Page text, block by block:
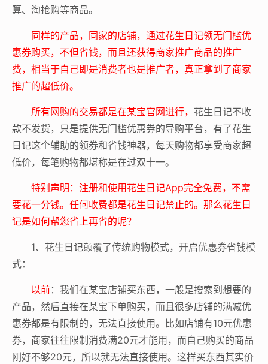
算、淘抢购等商品。
同样的产品，同家的店铺，通过花生日记领无门槛优
惠券购买，不但省钱，而且还获得商家推广商品的推广
费，相当于自己即是消费者也是推广者，真正拿到了商家
推广的超低价。
所有网购的交易都是在某宝官网进行， 花生日记不收
款不发货，只是提供无门槛优惠券的导购平台，有了花生
日记这个辅助的领券和省钱神器，每天购物都享受商家超
低价，每笔购物都堪称是在过双十一。
特别声明：注册和使用花生日记App完全免费，不需
要花一分钱。任何收费都是花生日记禁止的。那么花生日
记是如何帮您省上再省的呢？
1、花生日记颠覆了传统购物模式，开启优惠券省钱模
式：
以前：我们在某宝店铺买东西，一般是搜索到想要的
产品，然后直接在某宝下单购买，而且很多店铺的满减优
惠券都是有限制的，无法直接使用。比如店铺有10元优惠
券，商家往往限制消费满20元才能用，而自己购买的商品
刚好不够20元，所以就无法直接使用。这样买东西其实价